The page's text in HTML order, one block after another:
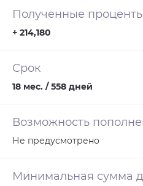
Полученные
+ 214,180
Срок
18 мес. / 558 дней
Возможность
Не предусмотрено
Минимальная сумма